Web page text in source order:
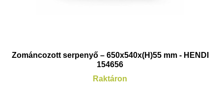
Zománcozott serpenyő – 650x540x(H)55 mm - HENDI
154656
Raktáron